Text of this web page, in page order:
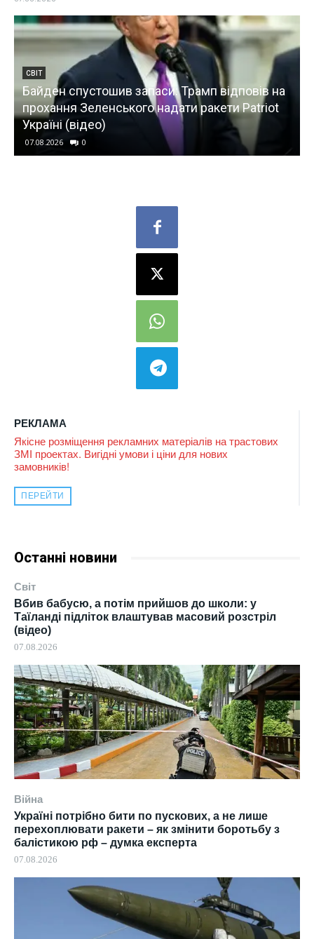
РЕКЛАМА
Якісне розміщення рекламних матеріалів на трастових
ЗМІ проектах. Вигідні умови і ціни для нових
замовників!
ПЕРЕЙТИ
Останні новини
Світ
Вбив бабусю, а потім прийшов до школи: у
Таїланді підліток влаштував масовий розстріл
(відео)
07.08.2026
Війна
Україні потрібно бити по пускових, а не лише
перехоплювати ракети – як змінити боротьбу з
балістикою рф – думка експерта
07.08.2026
СВІТ
Байден спустошив запаси: Трамп відповів на
прохання Зеленського надати ракети Patriot
Україні (відео)
07.08.2026 0